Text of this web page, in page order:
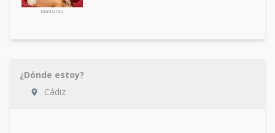
Maduras
¿Dónde estoy?
Cádiz